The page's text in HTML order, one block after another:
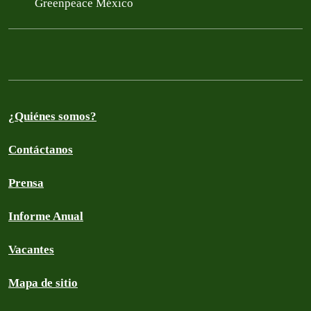
Greenpeace México
¿Quiénes somos?
Contáctanos
Prensa
Informe Anual
Vacantes
Mapa de sitio